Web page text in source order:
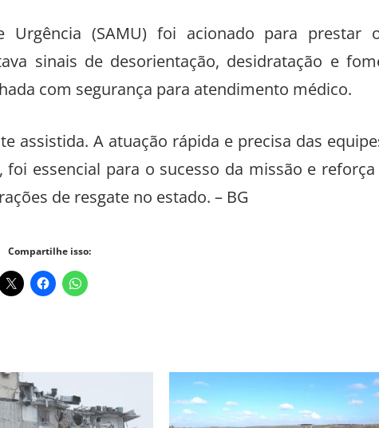
Urgência (SAMU) foi acionado para prestar
sinais de desorientação, desidratação e
com segurança para atendimento médico.
assistida. A atuação rápida e precisa das
foi essencial para o sucesso da missão e
de resgate no estado. – BG
Compartilhe isso: